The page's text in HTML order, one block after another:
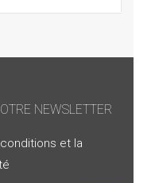
NEWSLETTER
et la